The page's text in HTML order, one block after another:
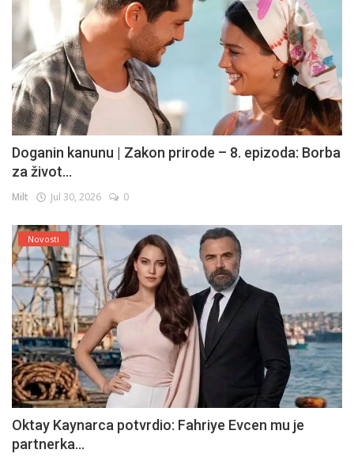
Doganin kanunu | Zakon prirode – 8. epizoda: Borba
za život...
Milt Jul 30, 2026 0
Novosti
Oktay Kaynarca potvrdio: Fahriye Evcen mu je
partnerka...